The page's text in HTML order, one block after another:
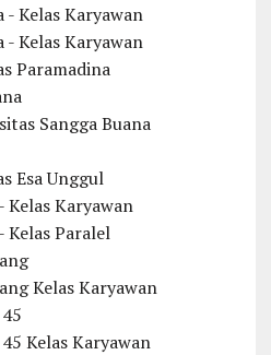
Kelas Karyawan
Kelas Karyawan
Paramadina
Sangga Buana
Esa Unggul
Kelas Karyawan
Kelas Paralel
Kelas Karyawan
Kelas Karyawan